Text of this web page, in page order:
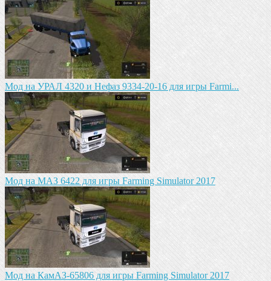
Мод на УРАЛ 4320 и Нефаз 9334-20-16 для игры Farmi...
Мод на МАЗ 6422 для игры Farming Simulator 2017
Мод на КамАЗ-65806 для игры Farming Simulator 2017